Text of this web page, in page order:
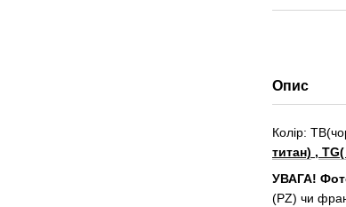
Опис
Колір:
титан) ,
УВАГА!
(PZ) чи